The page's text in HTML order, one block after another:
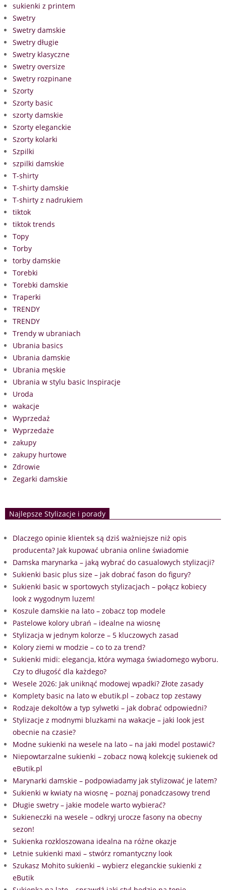
sukienki z printem
Swetry
Swetry damskie
Swetry długie
Swetry klasyczne
Swetry oversize
Swetry rozpinane
Szorty
Szorty basic
szorty damskie
Szorty eleganckie
Szorty kolarki
Szpilki
szpilki damskie
T-shirty
T-shirty damskie
T-shirty z nadrukiem
tiktok
tiktok trends
Topy
Torby
torby damskie
Torebki
Torebki damskie
Traperki
TRENDY
TRENDY
Trendy w ubraniach
Ubrania basics
Ubrania damskie
Ubrania męskie
Ubrania w stylu basic Inspiracje
Uroda
wakacje
Wyprzedaż
Wyprzedaże
zakupy
zakupy hurtowe
Zdrowie
Zegarki damskie
Najlepsze Stylizacje i porady
Dlaczego opinie klientek są dziś ważniejsze niż opis
producenta? Jak kupować ubrania online świadomie
Damska marynarka – jaką wybrać do casualowych stylizacji?
Sukienki basic plus size – jak dobrać fason do figury?
Sukienki basic w sportowych stylizacjach – połącz kobiecy
look z wygodnym luzem!
Koszule damskie na lato – zobacz top modele
Pastelowe kolory ubrań – idealne na wiosnę
Stylizacja w jednym kolorze – 5 kluczowych zasad
Kolory ziemi w modzie – co to za trend?
Sukienki midi: elegancja, która wymaga świadomego wyboru.
Czy to długość dla każdego?
Wesele 2026: Jak uniknąć modowej wpadki? Złote zasady
Komplety basic na lato w ebutik.pl – zobacz top zestawy
Rodzaje dekoltów a typ sylwetki – jak dobrać odpowiedni?
Stylizacje z modnymi bluzkami na wakacje – jaki look jest
obecnie na czasie?
Modne sukienki na wesele na lato – na jaki model postawić?
Niepowtarzalne sukienki – zobacz nową kolekcję sukienek od
eButik.pl
Marynarki damskie – podpowiadamy jak stylizować je latem?
Sukienki w kwiaty na wiosnę – poznaj ponadczasowy trend
Długie swetry – jakie modele warto wybierać?
Sukieneczki na wesele – odkryj urocze fasony na obecny
sezon!
Sukienka rozkloszowana idealna na różne okazje
Letnie sukienki maxi – stwórz romantyczny look
Szukasz Mohito sukienki – wybierz eleganckie sukienki z
eButik